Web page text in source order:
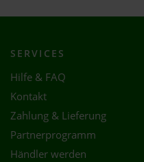
SERVICES
Hilfe & FAQ
Kontakt
Zahlung & Lieferung
Partnerprogramm
Händler werden